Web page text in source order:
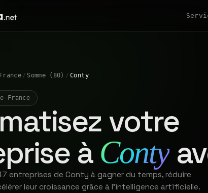
/ Somme (80) / Conty
France
votre
à Conty
entreprises de Conty à gagner du temps, réduire
leur croissance grâce à l'intelligence artificielle.